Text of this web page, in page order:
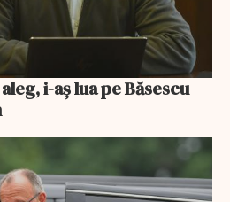
i-aș lua pe Băsescu